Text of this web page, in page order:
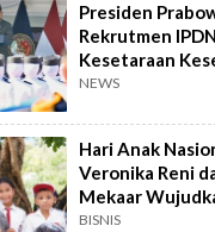
Presiden
Rekrutmen
Kesetaraan
Putra-Putri
NEWS
Hari Anak
Veronika Reni
Mekaar
Anak
BISNIS